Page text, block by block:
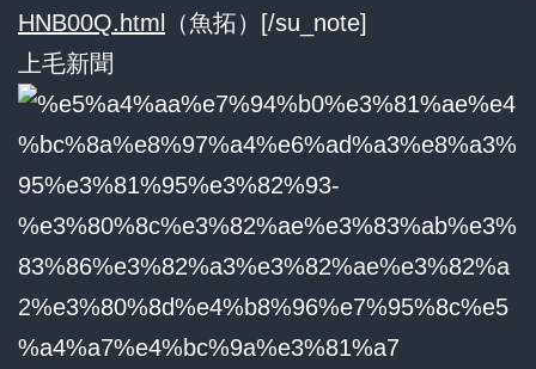
HNB00Q.html
（魚拓）[/su_note]
上毛新聞